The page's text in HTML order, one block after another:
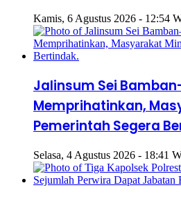
Kamis, 6 Agustus 2026 - 12:54
Jalinsum Sei
Memprihatinkan,
Pemerintah Segera
Selasa, 4 Agustus 2026 - 18:41